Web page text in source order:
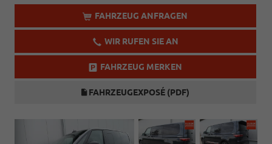
FAHRZEUG ANFRAGEN
WIR RUFEN SIE AN
FAHRZEUG MERKEN
FAHRZEUGEXPOSÉ (PDF)